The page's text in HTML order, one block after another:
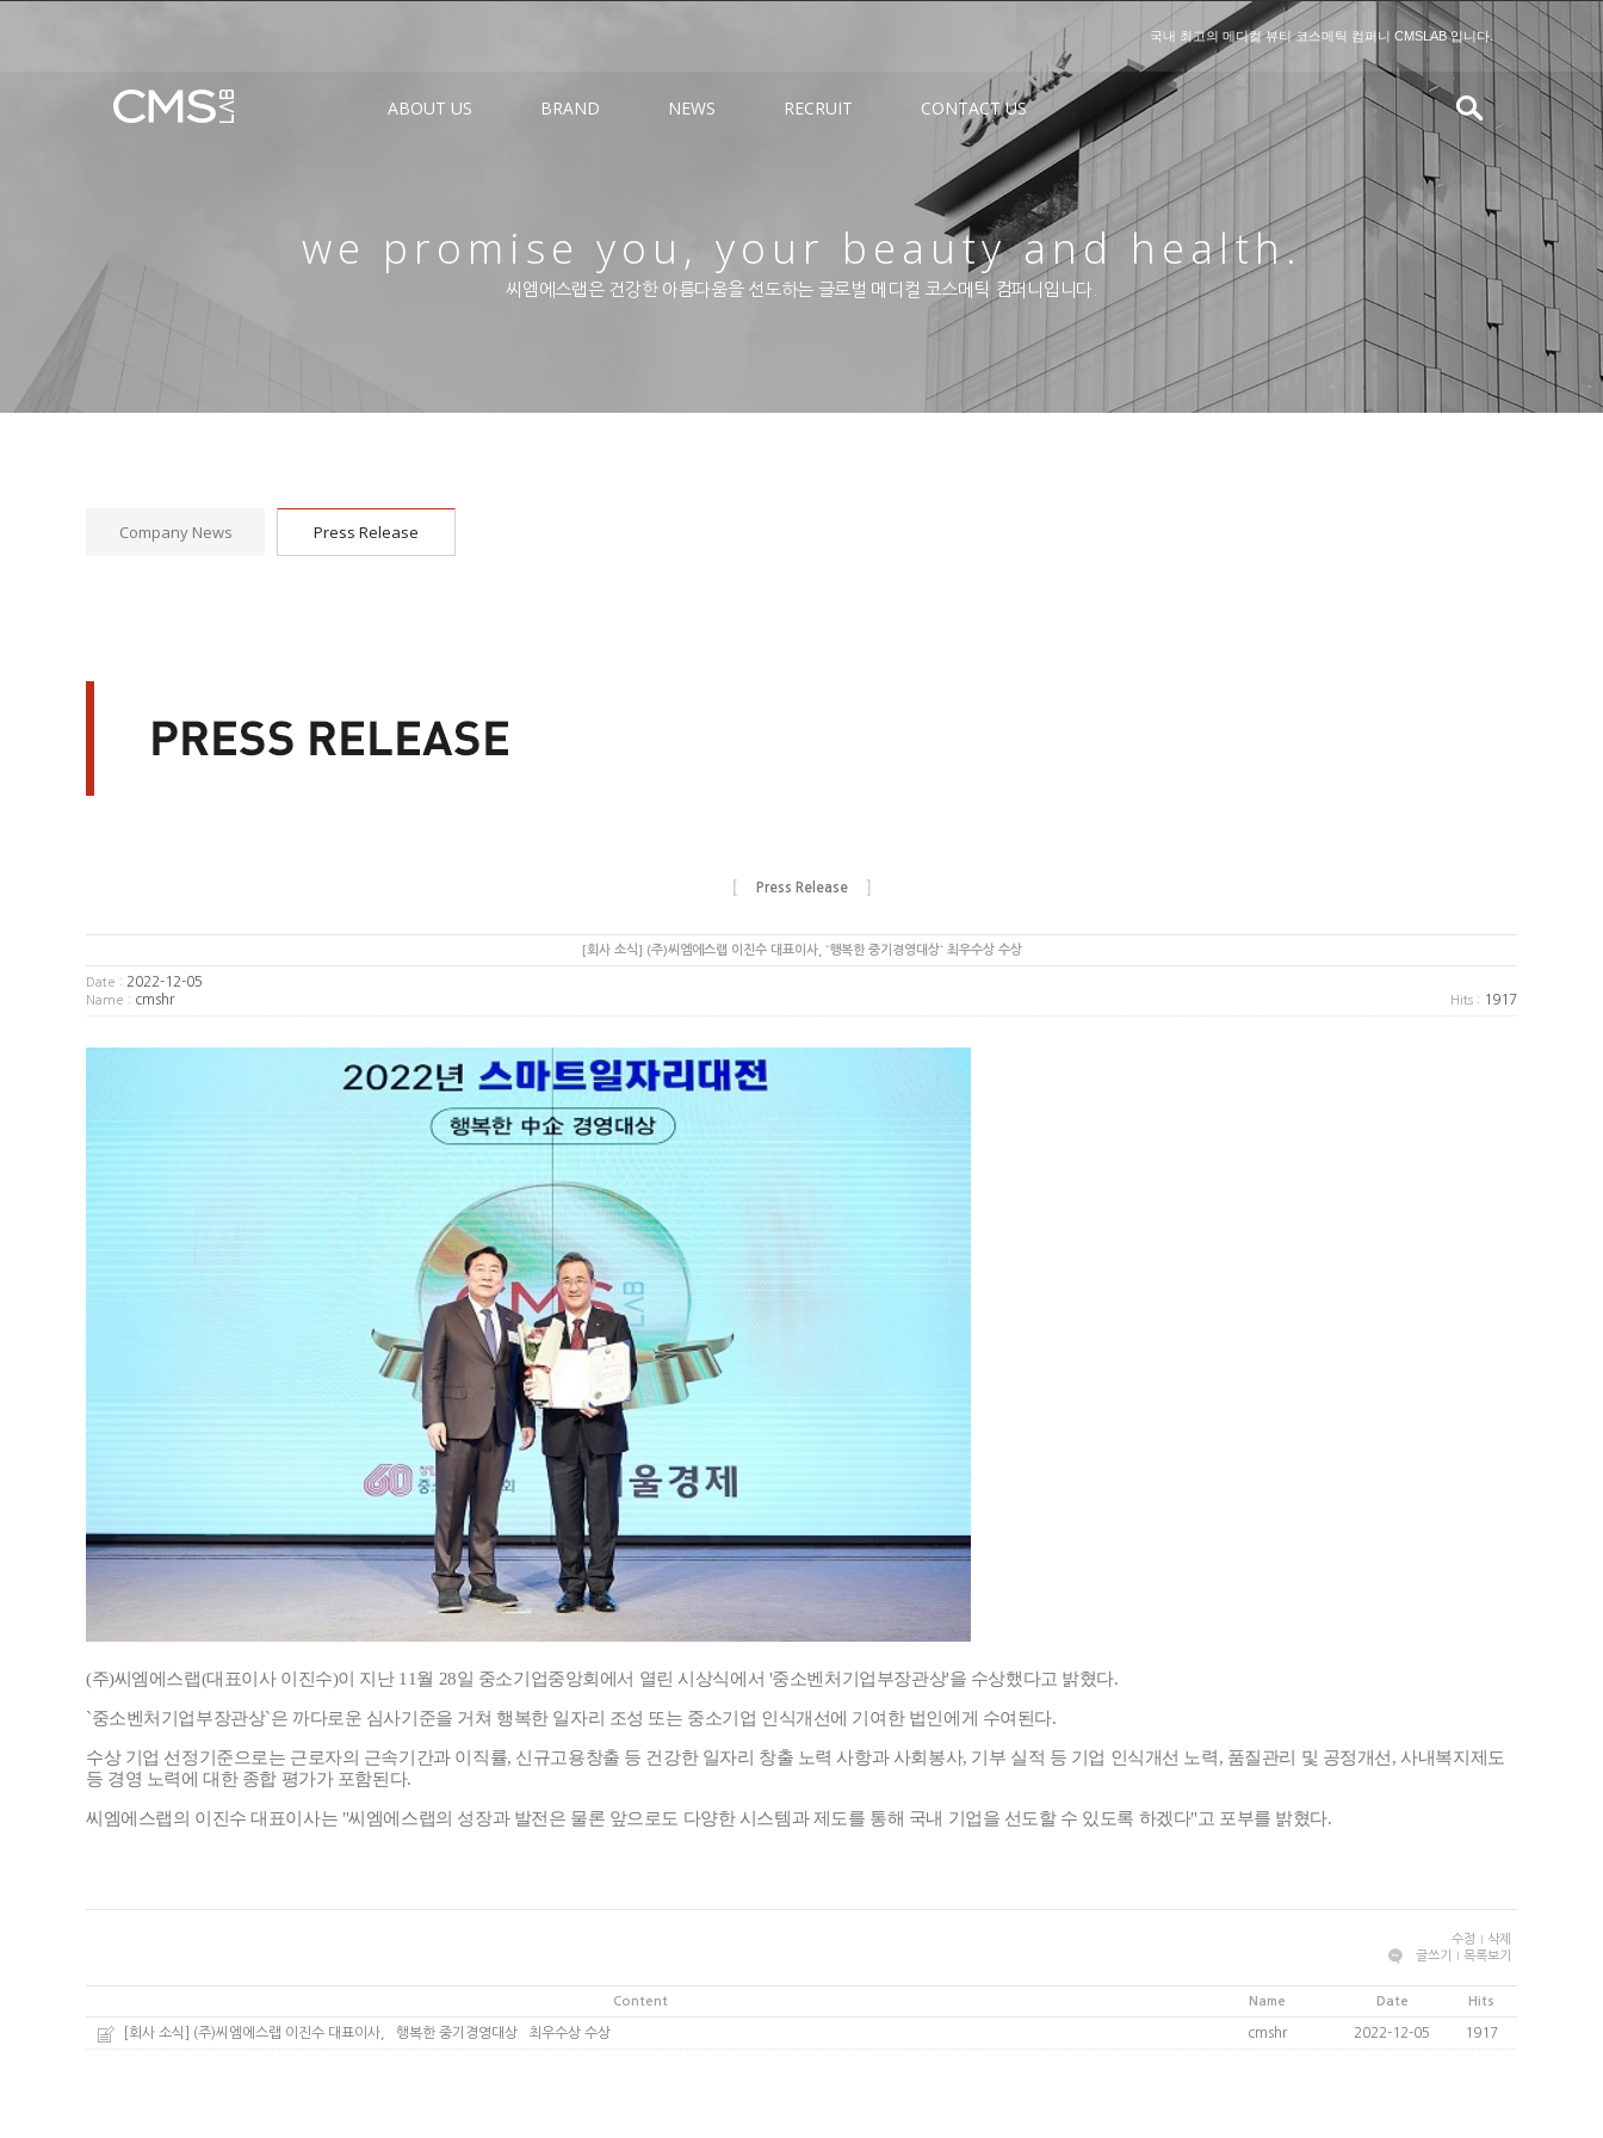
국내 최고의 메디컬 뷰티 코스메틱 컴퍼니 CMSLAB 입니다.
ABOUT US BRAND NEWS RECRUIT CONTACT US
we promise you, your beauty and health.
씨엠에스랩은 건강한 아름다움을 선도하는 글로벌 메디컬 코스메틱 컴퍼니입니다.
Company News Press Release
Press Release
[회사 소식] (주)씨엠에스랩 이진수 대표이사, `행복한 중기경영대상` 최우수상 수상
Date : 2022-12-05
Name : cmshr Hits : 1917
(주)씨엠에스랩(대표이사 이진수)이 지난 11월 28일 중소기업중앙회에서 열린 시상식에서 '중소벤처기업부장관상'을 수상했다고 밝혔다.
`중소벤처기업부장관상`은 까다로운 심사기준을 거쳐 행복한 일자리 조성 또는 중소기업 인식개선에 기여한 법인에게 수여된다.
수상 기업 선정기준으로는 근로자의 근속기간과 이직률, 신규고용창출 등 건강한 일자리 창출 노력 사항과 사회봉사, 기부 실적 등 기업 인식개선 노력, 품질관리 및 공정개선, 사내복지제도
등 경영 노력에 대한 종합 평가가 포함된다.
씨엠에스랩의 이진수 대표이사는 "씨엠에스랩의 성장과 발전은 물론 앞으로도 다양한 시스템과 제도를 통해 국내 기업을 선도할 수 있도록 하겠다"고 포부를 밝혔다.
수정
삭제
글쓰기
목록보기
Content Name Date Hits
[회사 소식] (주)씨엠에스랩 이진수 대표이사, `행복한 중기경영대상` 최우수상 수상 cmshr 2022-12-05 1917